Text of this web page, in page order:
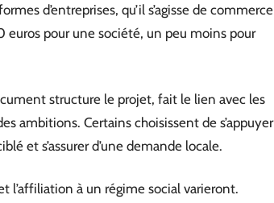
d’entreprises, qu’il s’agisse de commerce
pour une société, un peu moins pour
structure le projet, fait le lien avec les
ambitions. Certains choisissent de s’appuyer
et s’assurer d’une demande locale.
l’affiliation à un régime social varieront.